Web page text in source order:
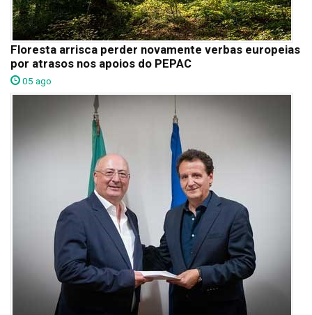
Floresta arrisca perder novamente verbas europeias
por atrasos nos apoios do PEPAC
05 ago